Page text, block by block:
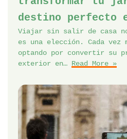
destino perfecto
Viajar sin salir de casa
es una elección. Cada vez
optando por convertir su
exterior en… Read More »